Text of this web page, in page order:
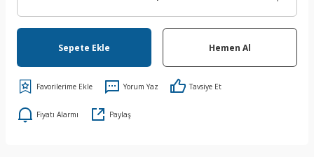
Sepete Ekle Hemen Al
Yorum Yaz Tavsiye Et
Fiyatı Alarmı Paylaş